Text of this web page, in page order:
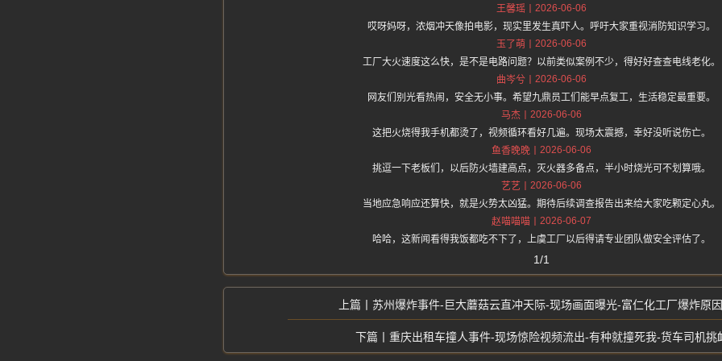
王馨瑶
2026-06-06
哎呀妈呀，浓烟冲天像拍电影，现实里发生真吓人。呼吁大家重视消防知识学习。
玉了萌
2026-06-06
工厂大火速度这么快，是不是电路问题？以前类似案例不少，得好好查查电线老化。
曲岑兮
2026-06-06
网友们别光看热闹，安全无小事。希望九鼎员工们能早点复工，生活稳定最重要。
马杰
2026-06-06
这把火烧得我手机都烫了，视频循环看好几遍。现场太震撼，幸好没听说伤亡。
鱼香晚晚
2026-06-06
挑逗一下老板们，以后防火墙建高点，灭火器多备点，半小时烧光可不划算哦。
艺艺
2026-06-06
当地应急响应还算快，就是火势太凶猛。期待后续调查报告出来给大家吃颗定心丸。
赵喵喵喵
2026-06-07
哈哈，这新闻看得我饭都吃不下了，上虞工厂以后得请专业团队做安全评估了。
1/1
苏州爆炸事件-巨大蘑菇云直冲天际-现场画面曝光-富仁化工厂爆炸原
重庆出租车撞人事件-现场惊险视频流出-有种就撞死我-货车司机挑